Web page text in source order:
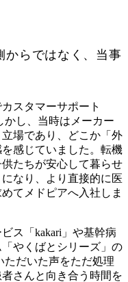
からではなく、当事
スタマーサポート
かし、当時はメーカー
場であり、どこか「外
感じていました。転機
たちが安心して暮らせ
なり、より直接的に医
てメドピアへ入社しま
ス「kakari」や基幹病
やくばとシリーズ」の
ただいた声をただ処理
さんと向き合う時間を